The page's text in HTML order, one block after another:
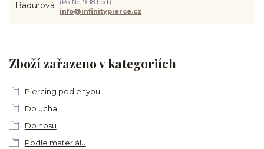
Zboží zařazeno v kategoriích
Piercing podle typu
Do ucha
Do nosu
Podle materiálu
(Po-Ne, 9-18 hod.)
info@infinitypierce.cz